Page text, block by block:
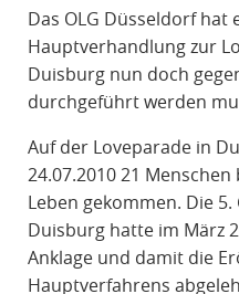
Das OLG Düsseldorf hat
Hauptverhandlung zur
Duisburg nun doch
durchgeführt werden
Auf der Loveparade in
24.07.2010 21
Leben gekommen. Die
Duisburg hatte im März
Anklage und damit die
Hauptverfahrens